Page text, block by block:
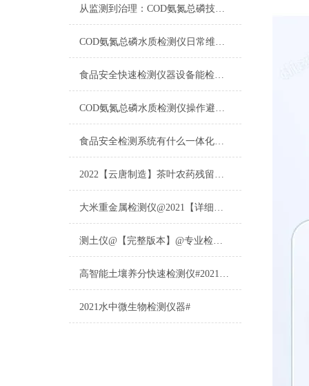
从监测到治理：COD氨氮总磷技术的双领域实战解析
COD氨氮总磷水质检测仪日常维护与试剂管理，降低故障率就靠这几招
食品安全快速检测仪器设备能检什么？一张表说清适用范围
COD氨氮总磷水质检测仪操作避坑指南：这几个步骤直接影响数据准确性
食品安全检测系统有什么一体化配置·2023仪器仪表推荐·山东云唐
2022【云唐制造】茶叶农药残留检测仪多少钱一台@山东云唐仪器仪表制造
大米重金属检测仪@2021【详细版本】@专业检测大米重金属仪器仪表
测土仪@【完整版本】@专业检测土壤的仪器仪表
高智能土壤养分快速检测仪#2021【土壤养分检测专用仪器仪表】
2021水中微生物检测仪器#